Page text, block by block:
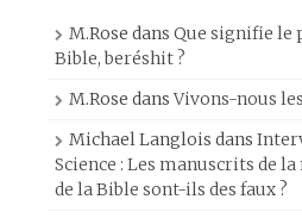
M.Rose dans Que signifie le
Bible, beréshit ?
M.Rose dansVivons-nous
Michael Langlois dans
Science : Les manuscrits de
de la Bible sont-ils des faux ?